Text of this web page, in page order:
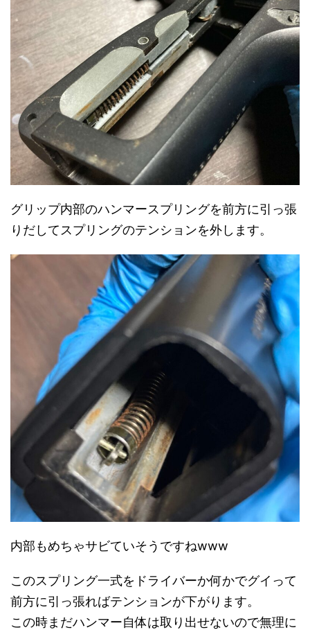
グリップ内部のハンマースプリングを前方に引っ張
りだしてスプリングのテンションを外します。
内部もめちゃサビていそうですねwww
このスプリング一式をドライバーか何かでグイって
前方に引っ張ればテンションが下がります。
この時まだハンマー自体は取り出せないので無理に